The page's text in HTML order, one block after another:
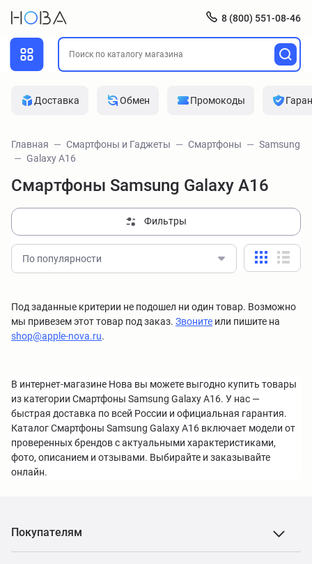
8 (800) 551-08-46
Доставка Обмен Промокоды
Главная Смартфоны и Гаджеты Смартфоны
Samsung
Galaxy A16
Смартфоны Samsung Galaxy A16
Фильтры
По популярности
Под заданные критерии не подошел ни один товар. Возможно
мы привезем этот товар под заказ. Звоните или пишите на
shop@apple-nova.ru.
В интернет-магазине Нова вы можете выгодно купить товары
из категории Смартфоны Samsung Galaxy A16. У нас —
быстрая доставка по всей России и официальная гарантия.
Каталог Смартфоны Samsung Galaxy A16 включает модели от
проверенных брендов с актуальными характеристиками,
фото, описанием и отзывами. Выбирайте и заказывайте
онлайн.
Покупателям